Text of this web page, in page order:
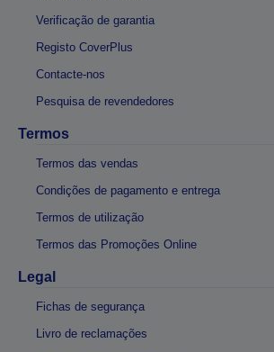
Verificação de garantia
Registo CoverPlus
Contacte-nos
Pesquisa de revendedores
Termos
Termos das vendas
Condições de pagamento e entrega
Termos de utilização
Termos das Promoções Online
Legal
Fichas de segurança
Livro de reclamações